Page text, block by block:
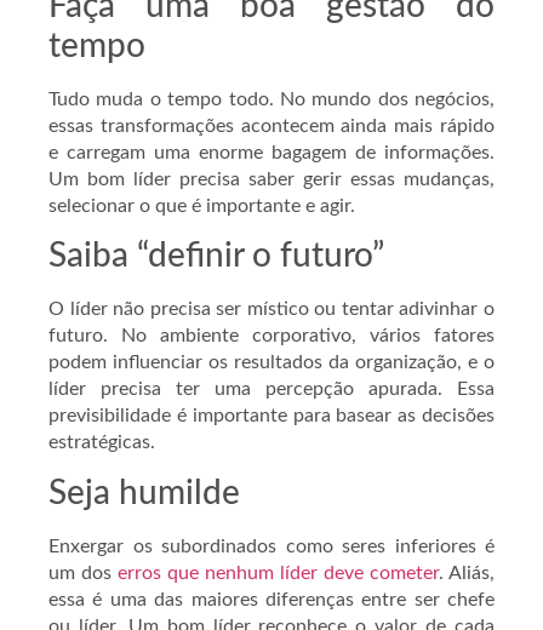
tempo
Tudo muda o tempo todo. No mundo dos negócios,
essas transformações acontecem ainda mais rápido
e carregam uma enorme bagagem de informações.
Um bom líder precisa saber gerir essas mudanças,
selecionar o que é importante e agir.
Saiba “definir o futuro”
O líder não precisa ser místico ou tentar adivinhar o
futuro. No ambiente corporativo, vários fatores
podem influenciar os resultados da organização, e o
líder precisa ter uma percepção apurada. Essa
previsibilidade é importante para basear as decisões
estratégicas.
Seja humilde
Enxergar os subordinados como seres inferiores é
um dos erros que nenhum líder deve cometer. Aliás,
essa é uma das maiores diferenças entre ser chefe
ou líder. Um bom líder reconhece o valor de cada